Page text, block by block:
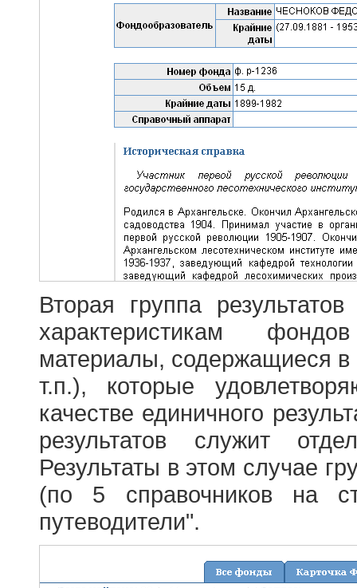
Вторая группа
характеристикам
материалы, содержащиеся в
т.п.), которые
качестве единичного
результатов служит
Результаты в этом случае
(по 5 справочников на
путеводители".